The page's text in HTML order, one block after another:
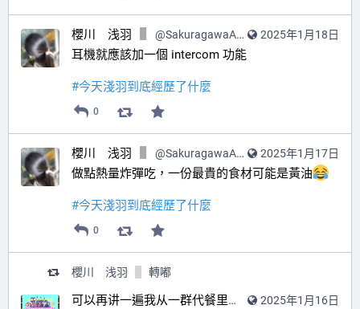
2025年1月18日
櫻川 浅羽 @SakuragawaAsaba@hub.sakuragawa.moe
耳機就應該加一個 intercom 功能
#今天淺羽到底經歷了什麼
0
2025年1月17日
櫻川 浅羽 @SakuragawaAsaba@hub.sakuragawa.moe
做點熱量炸彈吃，一份最貴的食材可能是黃油
#今天淺羽到底經歷了什麼
0
櫻川 浅羽 轉嘟
2025年1月16日
可以再讲一遍我从一群代餐里选中假冒产品的故事吗？